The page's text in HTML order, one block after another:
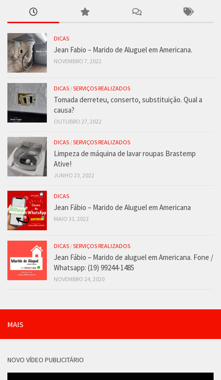
DICAS
Jean Fabio – Marido de Aluguel em Americana.
NOVEMBRO 7, 2022
DICAS /SERVIÇOS REALIZADOS
Tomada derreteu, conserto, substituição. Qual a
causa?
OUTUBRO 27, 2022
DICAS /SERVIÇOS REALIZADOS
Limpeza de máquina de lavar roupas Brastemp
Ative!
JUNHO 23, 2022
DICAS
Jean Fábio – Marido de Aluguel em Americana
MAIO 31, 2022
DICAS /SERVIÇOS REALIZADOS
Jean Fábio – Marido de aluguel em Americana. Fone /
Whatsapp: (19) 99244-1485
NOVEMBRO 24, 2020
MAIS
NOVO VÍDEO PUBLICITÁRIO